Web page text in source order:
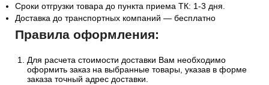
Сроки отгрузки товара до пункта приема ТК: 1-3 дня.
Доставка до транспортных компаний — бесплатно
Правила оформления:
Для расчета стоимости доставки Вам необходимо
оформить заказ на выбранные товары, указав в форме
заказа точный адрес доставки.